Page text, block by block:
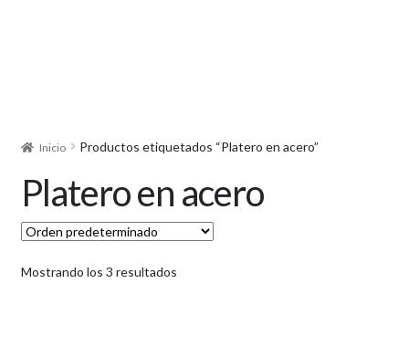
Inicio Productos etiquetados “Platero en acero”
Platero en acero
Mostrando los 3 resultados